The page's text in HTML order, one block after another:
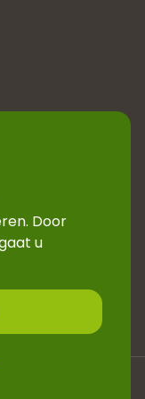
Door
u